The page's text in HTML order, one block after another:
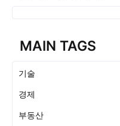
MAIN TAGS
기술
경제
부동산